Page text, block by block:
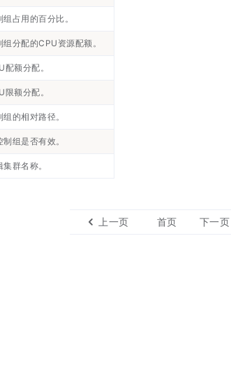
组占用的百分比。
组分配的CPU资源配额。
配额分配。
限额分配。
组的相对路径。
制组是否有效。
集群名称。
上一页 首页 下一页